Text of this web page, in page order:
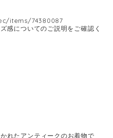
items/74380087
感についてのご説明をご確認く
れたアンティークのお着物で